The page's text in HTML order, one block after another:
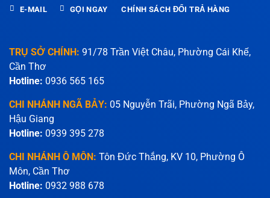
TRỤ SỞ CHÍNH: 91/78 Trần Việt Châu, Phường Cái Khế,
Cần Thơ
Hotline: 0936 565 165
CHI NHÁNH NGÃ BẢY: 05 Nguyễn Trãi, Phường Ngã Bảy,
Hậu Giang
Hotline: 0939 395 278
CHI NHÁNH Ô MÔN: Tôn Đức Thắng, KV 10, Phường Ô
Môn, Cần Thơ
Hotline: 0932 988 678
E-MAIL GỌI NGAY CHÍNH SÁCH ĐỔI TRẢ HÀNG